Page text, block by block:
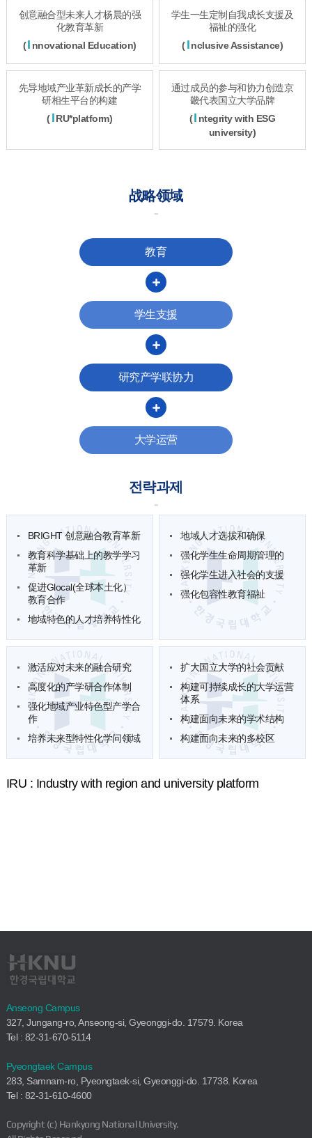
创意融合型未来人才杨晨的强
化教育革新
(I nnovational Education)
学生一生定制自我成长支援及
福祉的强化
( Inclusive Assistance)
先导地域产业革新成长的产学
研相生平台的构建
(IRU*platform)
通过成员的参与和协力创造京
畿代表国立大学品牌
(I ntegrity with ESG
university)
战略领域
教育
学生支援
研究产学联协力
大学运营
전략과제
BRIGHT 创意融合教育革新
教育科学基础上的教学学习
革新
促进Glocal(全球本土化）
教育合作
地域特色的人才培养特性化
地域人才选拔和确保
强化学生生命周期管理的
强化学生进入社会的支援
强化包容性教育福祉
激活应对未来的融合研究
高度化的产学研合作体制
强化地域产业特色型产学合
作
培养未来型特性化学问领域
扩大国立大学的社会贡献
构建可持续成长的大学运营
体系
构建面向未来的学术结构
构建面向未来的多校区
IRU : Industry with region and university platform
Anseong Campus
327, Jungang-ro, Anseong-si, Gyeonggi-do. 17579. Korea
Tel : 82-31-670-5114
Pyeongtaek Campus
283, Samnam-ro, Pyeongtaek-si, Gyeonggi-do. 17738. Korea
Tel : 82-31-610-4600
Copyright (c) Hankyong National University.